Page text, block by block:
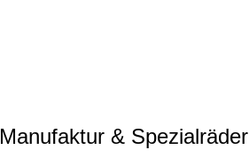
Manufaktur & Spezialräder